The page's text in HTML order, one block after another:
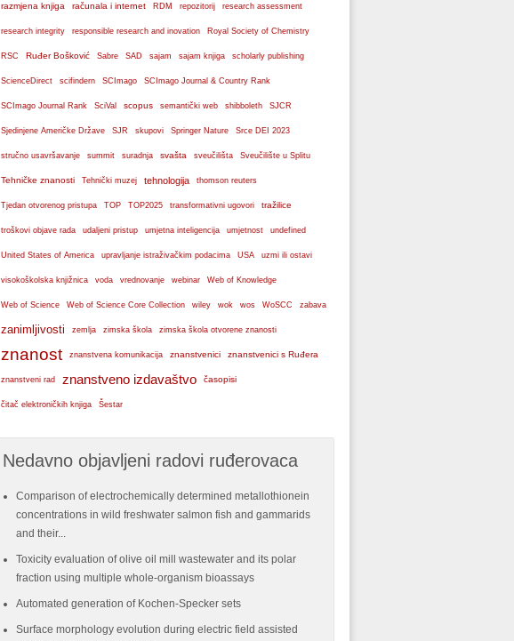
razmjena knjiga računala i internet RDM repozitorij research assessment
research integrity responsible research and inovation Royal Society of Chemistry
RSC Ruđer Bošković Sabre SAD sajam sajam knjiga scholarly publishing
ScienceDirect scifindern SCImago SCImago Journal & Country Rank
SCImago Journal Rank SciVal scopus semantički web shibboleth SJCR
Sjedinjene Američke Države SJR skupovi Springer Nature Srce DEI 2023
stručno usavršavanje summit suradnja svašta sveučilišta Sveučilište u Splitu
Tehničke znanosti Tehnički muzej tehnologija thomson reuters
Tjedan otvorenog pristupa TOP TOP2025 transformativni ugovori tražilice
troškovi objave rada udaljeni pristup umjetna inteligencija umjetnost undefined
United States of America upravljanje istraživačkim podacima USA uzmi ili ostavi
visokoškolska knjižnica voda vrednovanje webinar Web of Knowledge
Web of Science Web of Science Core Collection wiley wok wos WoSCC zabava
zanimljivosti zemlja zimska škola zimska škola otvorene znanosti
znanost znanstvena komunikacija znanstvenici znanstvenici s Ruđera
znanstveni rad znanstveno izdavaštvo časopisi
čitač elektroničkih knjiga Šestar
Nedavno objavljeni radovi ruđerovaca
Comparison of electrochemically determined metallothionein
concentrations in wild freshwater salmon fish and gammarids
and their...
Toxicity evaluation of olive oil mill wastewater and its polar
fraction using multiple whole-organism bioassays
Automated generation of Kochen-Specker sets
Surface morphology evolution during electric field assisted